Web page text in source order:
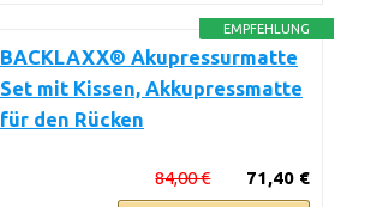
EMPFEHLUNG
BACKLAXX® Akupressurmatte
Set mit Kissen, Akkupressmatte
für den Rücken
71,40 €
84,00 €